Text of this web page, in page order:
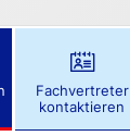
Fachvertreter
kontaktieren